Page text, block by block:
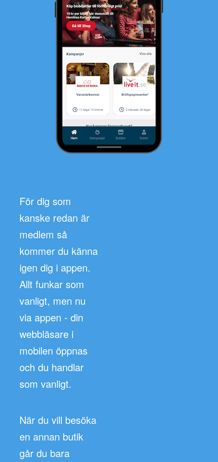
För dig som
kanske redan är
medlem så
kommer du känna
igen dig i appen.
Allt funkar som
vanligt, men nu
via appen - din
webbläsare i
mobilen öppnas
och du handlar
som vanligt.
När du vill besöka
en annan butik
går du bara